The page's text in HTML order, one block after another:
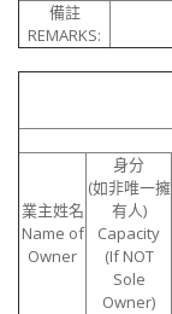
備註
REMARKS:
業主姓名
Name of
Owner
身分
(如非唯一擁
有人)
Capacity
(If NOT
Sole
Owner)